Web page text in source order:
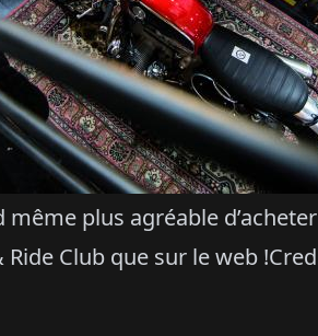
même plus agréable
Ride Club que sur le web !